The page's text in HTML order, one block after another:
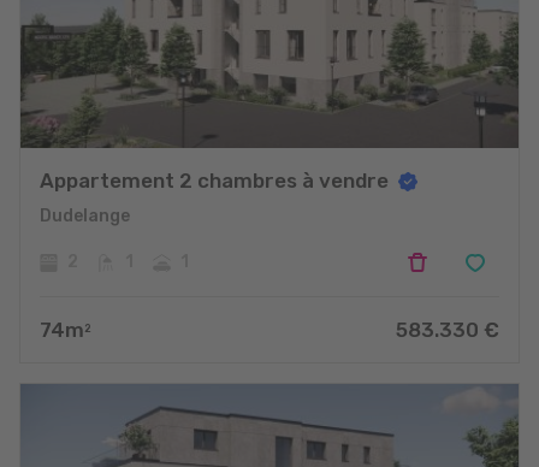
Appartement 2 chambres à vendre
Dudelange
74m 2 583.330 €